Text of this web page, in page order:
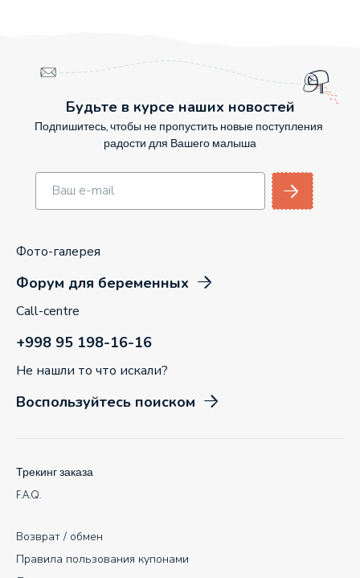
Будьте в курсе наших новостей
Подпишитесь, чтобы не пропустить новые поступления
радости для Вашего малыша
Фото-галерея
Форум для беременных
Call-centre
+998 95 198-16-16
Не нашли то что искали?
Воспользуйтесь поиском
Возврат / обмен
Правила пользования купонами
Трекинг заказа
F.A.Q.